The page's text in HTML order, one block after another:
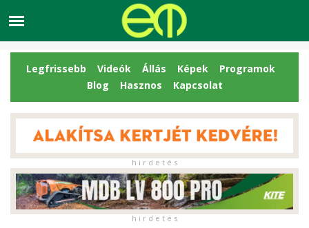
Legfrissebb Videók Állás Képek
Programok
Blog
Hasznos Kapcsolat
h i r d e t é s
h i r d e t é s